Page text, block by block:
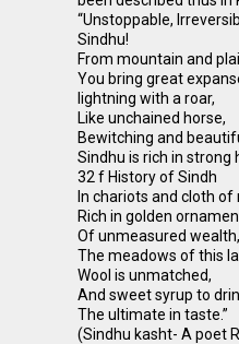
“Unstoppable,
Sindhu!
From mountain and
You bring great
lightning with a roar,
Like unchained horse,
Bewitching and
Sindhu is rich in strong
32 f History of Sindh
In chariots and cloth of
Rich in golden
Of unmeasured wealth,
The meadows of this
Wool is unmatched,
And sweet syrup to
The ultimate in taste.”
(Sindhu kasht- A poet